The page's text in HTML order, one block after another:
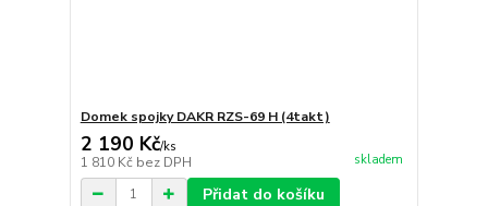
Domek spojky DAKR RZS-69 H (4takt)
2 190 Kč/ks
1 810 Kč bez DPH skladem
Přidat do košíku